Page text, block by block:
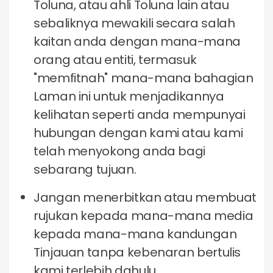
Toluna, atau ahli Toluna lain atau
sebaliknya mewakili secara salah
kaitan anda dengan mana-mana
orang atau entiti, termasuk
"memfitnah" mana-mana bahagian
Laman ini untuk menjadikannya
kelihatan seperti anda mempunyai
hubungan dengan kami atau kami
telah menyokong anda bagi
sebarang tujuan.
Jangan menerbitkan atau membuat
rujukan kepada mana-mana media
kepada mana-mana kandungan
Tinjauan tanpa kebenaran bertulis